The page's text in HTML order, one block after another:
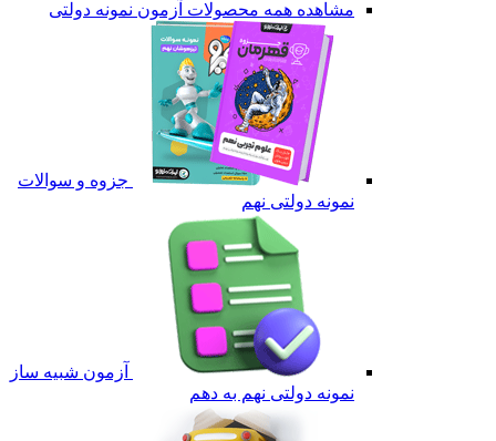
مشاهده همه محصولات آزمون نمونه دولتی
جزوه و سوالات
نمونه دولتی نهم
آزمون شبیه ساز
نمونه دولتی نهم به دهم